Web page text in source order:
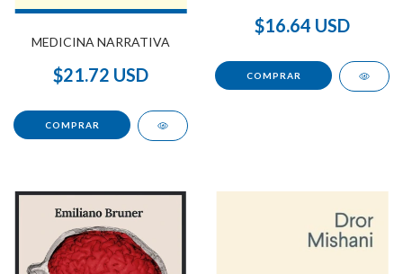
MEDICINA NARRATIVA
$21.72 USD
$16.64 USD